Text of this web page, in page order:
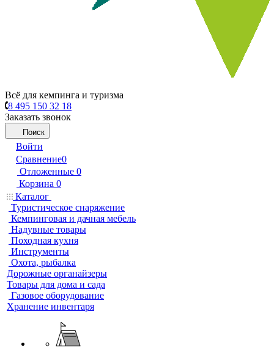
Всё для кемпинга и туризма
8 495 150 32 18
Заказать звонок
Поиск
Войти
Сравнение0
Отложенные 0
Корзина 0
Каталог
Туристическое снаряжение
Кемпинговая и дачная мебель
Надувные товары
Походная кухня
Инструменты
Охота, рыбалка
Дорожные органайзеры
Товары для дома и сада
Газовое оборудование
Хранение инвентаря